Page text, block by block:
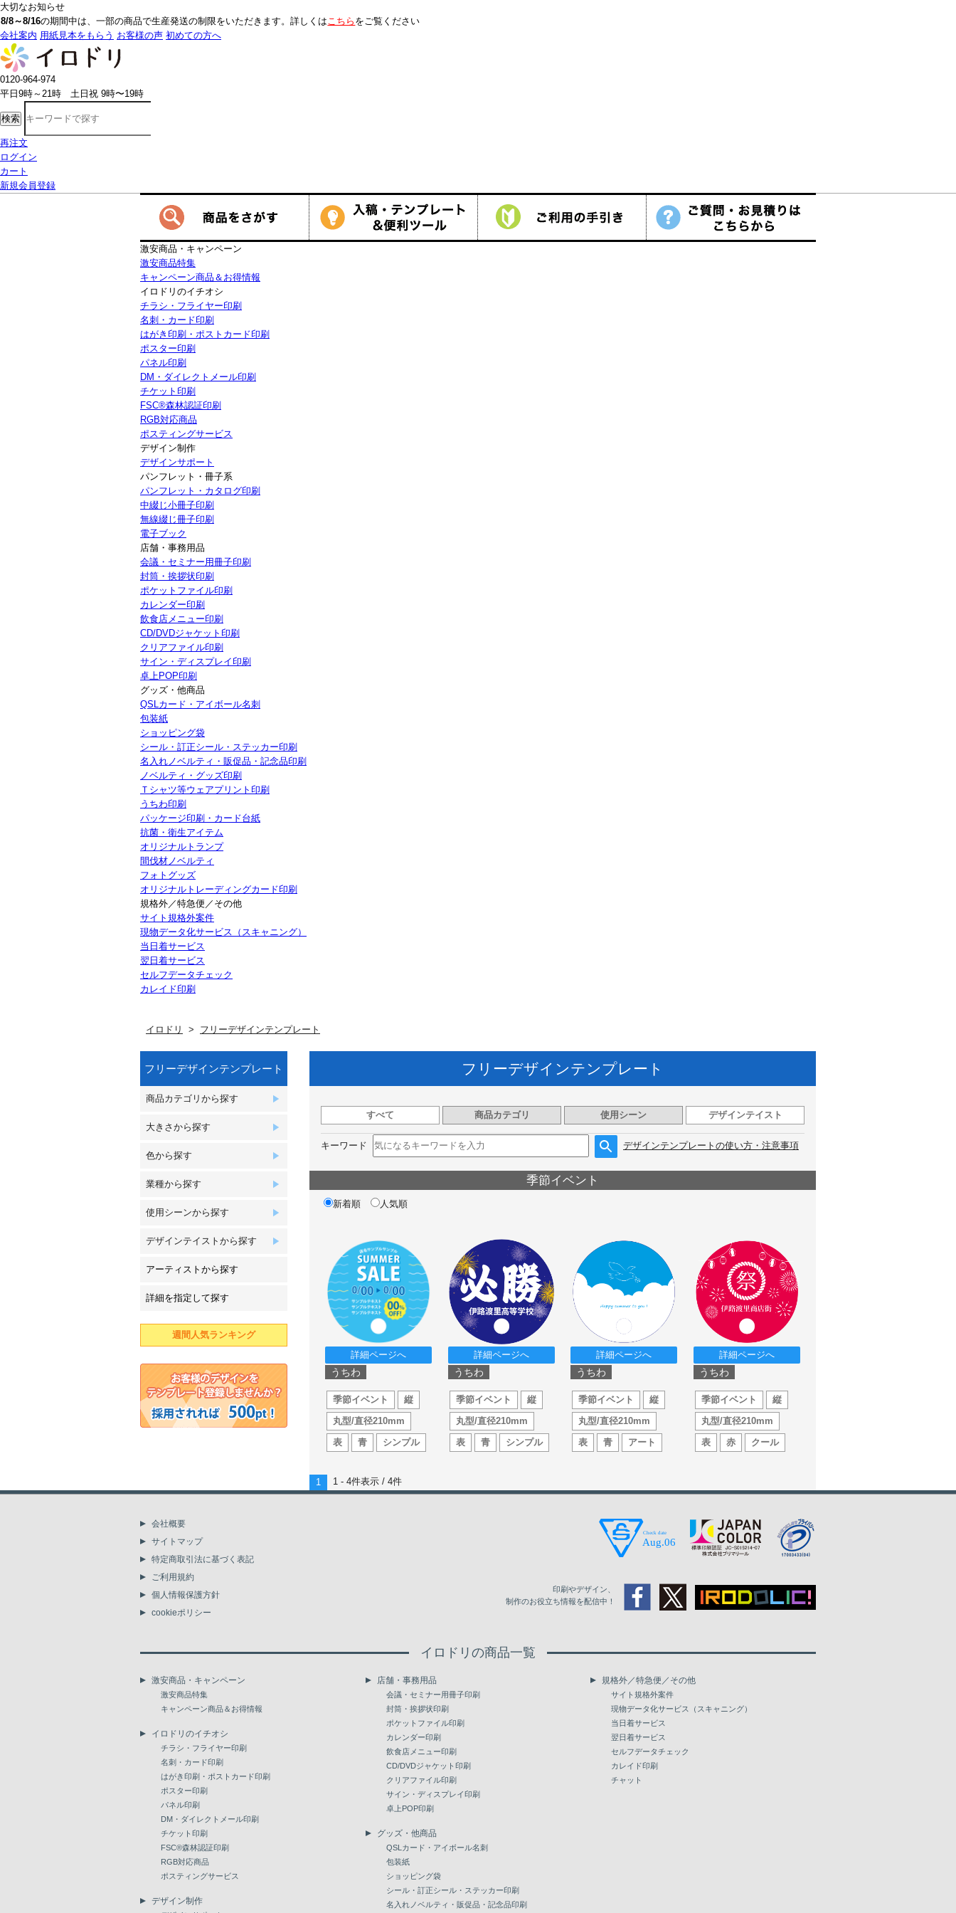
大切なお知らせ
8/8～8/16の期間中は、一部の商品で生産発送の制限をいただきます。詳しくはこちら をご覧ください
会社案内 用紙見本をもらう お客様の声 初めての方へ
0120-964-974
平日9時～21時 土日祝 9時〜19時
検索
再注文
ログイン
カート
新規会員登録
激安商品・キャンペーン
激安商品特集
キャンペーン商品＆お得情報
イロドリのイチオシ
チラシ・フライヤー印刷
名刺・カード印刷
はがき印刷・ポストカード印刷
ポスター印刷
パネル印刷
DM・ダイレクトメール印刷
チケット印刷
FSC®森林認証印刷
RGB対応商品
ポスティングサービス
デザイン制作
デザインサポート
パンフレット・冊子系
パンフレット・カタログ印刷
中綴じ小冊子印刷
無線綴じ冊子印刷
電子ブック
店舗・事務用品
会議・セミナー用冊子印刷
封筒・挨拶状印刷
ポケットファイル印刷
カレンダー印刷
飲食店メニュー印刷
CD/DVDジャケット印刷
クリアファイル印刷
サイン・ディスプレイ印刷
卓上POP印刷
グッズ・他商品
QSLカード・アイボール名刺
包装紙
ショッピング袋
シール・訂正シール・ステッカー印刷
名入れノベルティ・販促品・記念品印刷
ノベルティ・グッズ印刷
Ｔシャツ等ウェアプリント印刷
うちわ印刷
パッケージ印刷・カード台紙
抗菌・衛生アイテム
オリジナルトランプ
間伐材ノベルティ
フォトグッズ
オリジナルトレーディングカード印刷
規格外／特急便／その他
サイト規格外案件
現物データ化サービス（スキャニング）
当日着サービス
翌日着サービス
セルフデータチェック
カレイド印刷
イロドリ フリーデザインテンプレート
フリーデザインテンプレート
商品カテゴリから探す
大きさから探す
色から探す
業種から探す
使用シーンから探す
デザインテイストから探す
アーティストから探す
詳細を指定して探す
週間人気ランキング
フリーデザインテンプレート
すべて 商品カテゴリ 使用シーン デザインテイスト
キーワード デザインテンプレートの使い方・注意事項
季節イベント
新着順 人気順
詳細ページへ
うちわ
季節イベント
縦
丸型/直径210mm
表
青 シンプル
詳細ページへ
うちわ
季節イベント
縦
丸型/直径210mm
表
青 シンプル
詳細ページへ
うちわ
季節イベント
縦
丸型/直径210mm
表
青 アート
詳細ページへ
うちわ
季節イベント
縦
丸型/直径210mm
表
赤 クール
1 1 - 4件表示 / 4件
会社概要
サイトマップ
特定商取引法に基づく表記
ご利用規約
個人情報保護方針
cookieポリシー
印刷やデザイン、
制作のお役立ち情報を配信中！
イロドリの商品一覧
激安商品・キャンペーン
激安商品特集
キャンペーン商品＆お得情報
イロドリのイチオシ
チラシ・フライヤー印刷
名刺・カード印刷
はがき印刷・ポストカード印刷
ポスター印刷
パネル印刷
DM・ダイレクトメール印刷
チケット印刷
FSC®森林認証印刷
RGB対応商品
ポスティングサービス
デザイン制作
店舗・事務用品
会議・セミナー用冊子印刷
封筒・挨拶状印刷
ポケットファイル印刷
カレンダー印刷
飲食店メニュー印刷
CD/DVDジャケット印刷
クリアファイル印刷
サイン・ディスプレイ印刷
卓上POP印刷
グッズ・他商品
QSLカード・アイボール名刺
包装紙
ショッピング袋
シール・訂正シール・ステッカー印刷
名入れノベルティ・販促品・記念品印刷
規格外／特急便／その他
サイト規格外案件
現物データ化サービス（スキャニング）
当日着サービス
翌日着サービス
セルフデータチェック
カレイド印刷
チャット